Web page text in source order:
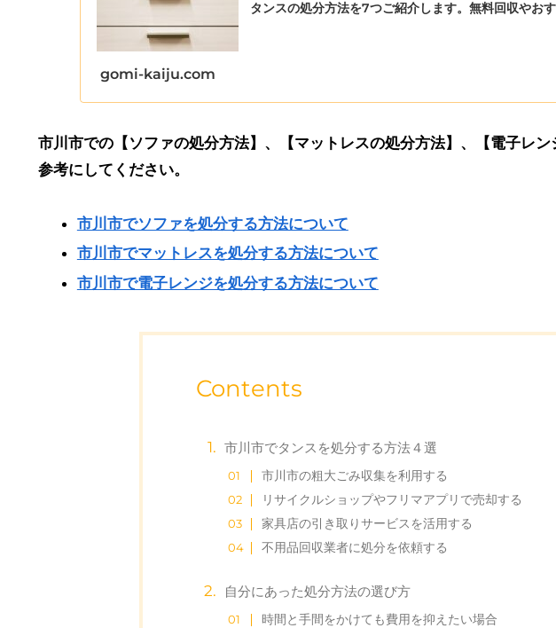
タンスの処分方法を7つご紹介します。無料回収やお
gomi-kaiju.com
市川市での【ソファの処分方法】、【マットレスの処分方法】、【電子レ
参考にしてください。
市川市でソファを処分する方法について
市川市でマットレスを処分する方法について
市川市で電子レンジを処分する方法について
Contents
市川市でタンスを処分する方法４選
市川市の粗大ごみ収集を利用する
リサイクルショップやフリマアプリで売却する
家具店の引き取りサービスを活用する
不用品回収業者に処分を依頼する
自分にあった処分方法の選び方
時間と手間をかけても費用を抑えたい場合